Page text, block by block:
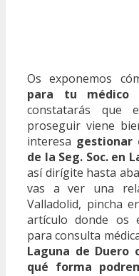
Os exponemos
para tu médico
constatarás que
proseguir viene
interesa gestionar
de la Seg. Soc. en
así dirígite hasta
vas a ver una
Valladolid, pincha
artículo donde os
para consulta
Laguna de
qué forma